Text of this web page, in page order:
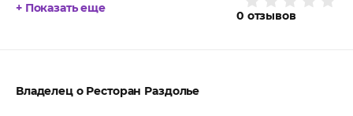
0 отзывов
+ Показать еще
Владелец о Ресторан Раздолье